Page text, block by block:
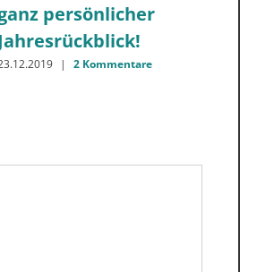
persönlicher
| 2 Kommentare